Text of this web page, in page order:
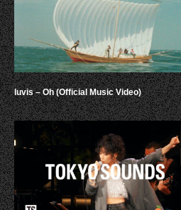
luvis – Oh (Official Music Video)